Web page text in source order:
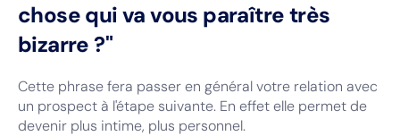
chose qui va vous paraître très
bizarre ?"
Cette phrase fera passer en général votre relation avec
un prospect à l'étape suivante. En effet elle permet de
devenir plus intime, plus personnel.